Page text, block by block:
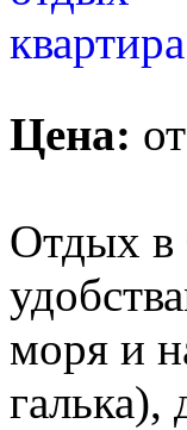
Цена: от
Отдых в
моря и
галька),